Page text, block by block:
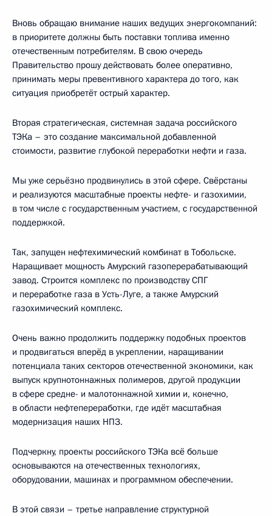
Вновь обращаю внимание наших ведущих энергокомпаний:
в приоритете должны быть поставки топлива именно
отечественным потребителям. В свою очередь
Правительство прошу действовать более оперативно,
принимать меры превентивного характера до того, как
ситуация приобретёт острый характер.
Вторая стратегическая, системная задача российского
ТЭКа – это создание максимальной добавленной
стоимости, развитие глубокой переработки нефти и газа.
Мы уже серьёзно продвинулись в этой сфере. Свёрстаны
и реализуются масштабные проекты нефте- и газохимии,
в том числе с государственным участием, с государственной
поддержкой.
Так, запущен нефтехимический комбинат в Тобольске.
Наращивает мощность Амурский газоперерабатывающий
завод. Строится комплекс по производству СПГ
и переработке газа в Усть-Луге, а также Амурский
газохимический комплекс.
Очень важно продолжить поддержку подобных проектов
и продвигаться вперёд в укреплении, наращивании
потенциала таких секторов отечественной экономики, как
выпуск крупнотоннажных полимеров, другой продукции
в сфере средне- и малотоннажной химии и, конечно,
в области нефтепереработки, где идёт масштабная
модернизация наших НПЗ.
Подчеркну, проекты российского ТЭКа всё больше
основываются на отечественных технологиях,
оборудовании, машинах и программном обеспечении.
В этой связи – третье направление структурной